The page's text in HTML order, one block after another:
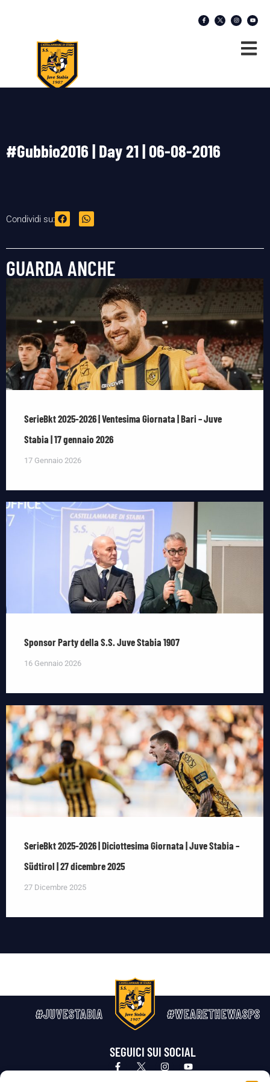
#Gubbio2016 | Day 21 | 06-08-2016
Condividi su:
GUARDA ANCHE
SerieBkt 2025-2026 | Ventesima Giornata | Bari – Juve
Stabia | 17 gennaio 2026
17 Gennaio 2026
Sponsor Party della S.S. Juve Stabia 1907
16 Gennaio 2026
SerieBkt 2025-2026 | Diciottesima Giornata | Juve Stabia –
Südtirol | 27 dicembre 2025
27 Dicembre 2025
#JUVESTABIA #WEARETHEWASPS
SEGUICI SUI SOCIAL